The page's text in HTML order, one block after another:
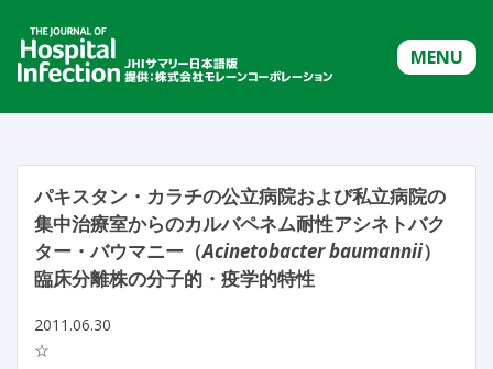
MENU
パキスタン・カラチの公立病院および私立病院の
集中治療室からのカルバペネム耐性アシネトバク
ター・バウマニー（Acinetobacter baumannii）
臨床分離株の分子的・疫学的特性
2011.06.30
☆